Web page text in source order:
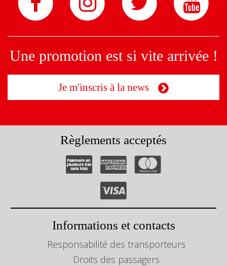
Une promotion est si vite arrivée !
Je m'inscris à la news
Règlements acceptés
Informations et contacts
Responsabilité des transporteurs
Droits des passagers